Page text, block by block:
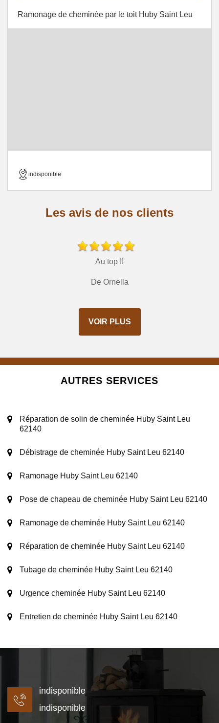
Ramonage de cheminée par le toit Huby Saint Leu
indisponible
Les avis de nos clients
Au top !!
De Ornella
VOIR PLUS
AUTRES SERVICES
Réparation de solin de cheminée Huby Saint Leu
62140
Débistrage de cheminée Huby Saint Leu 62140
Ramonage Huby Saint Leu 62140
Pose de chapeau de cheminée Huby Saint Leu 62140
Ramonage de cheminée Huby Saint Leu 62140
Réparation de cheminée Huby Saint Leu 62140
Tubage de cheminée Huby Saint Leu 62140
Urgence cheminée Huby Saint Leu 62140
Entretien de cheminée Huby Saint Leu 62140
indisponible
indisponible